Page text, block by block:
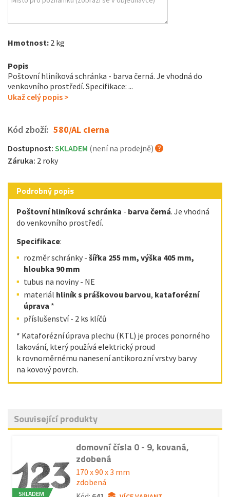
Hmotnost: 2 kg
Popis
Poštovní hliníková schránka - barva černá. Je vhodná do
venkovního prostředí. Specifikace: ...
Ukaž celý popis >
Kód zboží: 580/AL cierna
Dostupnost: SKLADEM (není na prodejně)
Záruka: 2 roky
Podrobný popis
Poštovní hliníková schránka - barva černá. Je vhodná
do venkovního prostředí.
Specifikace:
rozměr schránky - šířka 255 mm, výška 405 mm,
hloubka 90 mm
tubus na noviny - NE
materiál hliník s práškovou barvou, kataforézní
úprava *
příslušenství - 2 ks klíčů
* Kataforézní úprava plechu (KTL) je proces ponorného
lakování, který používá elektrický proud
k rovnoměrnému nanesení antikorozní vrstvy barvy
na kovový povrch.
Související produkty
SKLADEM
domovní čísla 0 - 9, kovaná,
zdobená
170 x 90 x 3 mm
zdobená